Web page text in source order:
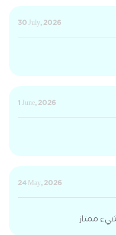
30 July, 2026
1 June, 2026
24 May, 2026
ممتاز